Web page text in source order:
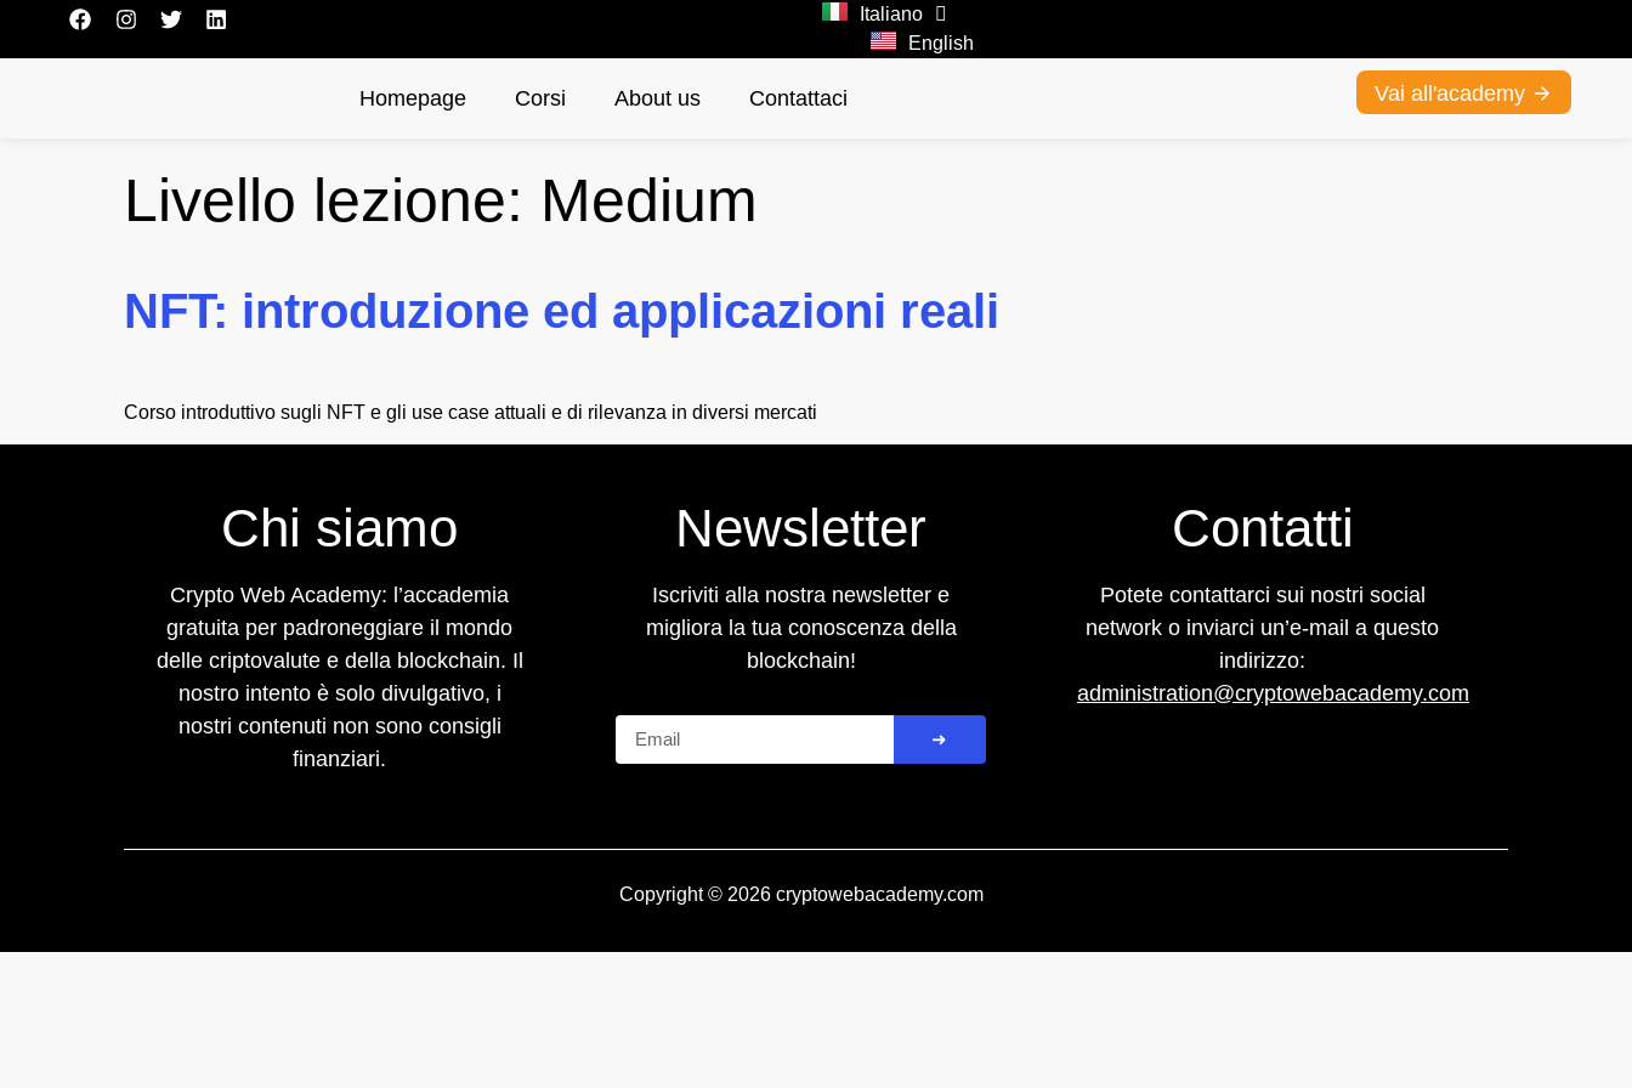
Italiano
English
Homepage Corsi About us Contattaci Vai all'academy
Livello lezione: Medium
NFT: introduzione ed applicazioni reali
Corso introduttivo sugli NFT e gli use case attuali e di rilevanza in diversi mercati
Chi siamo
Crypto Web Academy: l’accademia
gratuita per padroneggiare il mondo
delle criptovalute e della blockchain. Il
nostro intento è solo divulgativo, i
nostri contenuti non sono consigli
finanziari.
Newsletter
Iscriviti alla nostra newsletter e
migliora la tua conoscenza della
blockchain!
➜
Contatti
Potete contattarci sui nostri social
network o inviarci un’e-mail a questo
indirizzo:
administration@cryptowebacademy.com
Copyright © 2026 cryptowebacademy.com